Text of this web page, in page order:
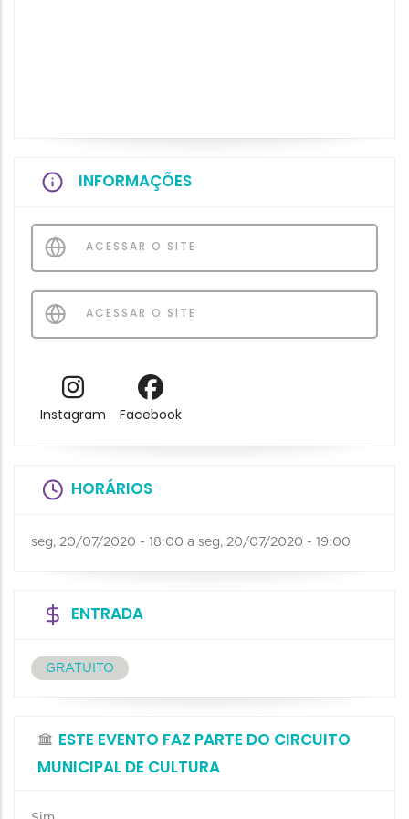
INFORMAÇÕES
ACESSAR O SITE
ACESSAR O SITE
Instagram Facebook
HORÁRIOS
seg, 20/07/2020 - 18:00 a seg, 20/07/2020 - 19:00
ENTRADA
GRATUITO
ESTE EVENTO FAZ PARTE DO CIRCUITO
MUNICIPAL DE CULTURA